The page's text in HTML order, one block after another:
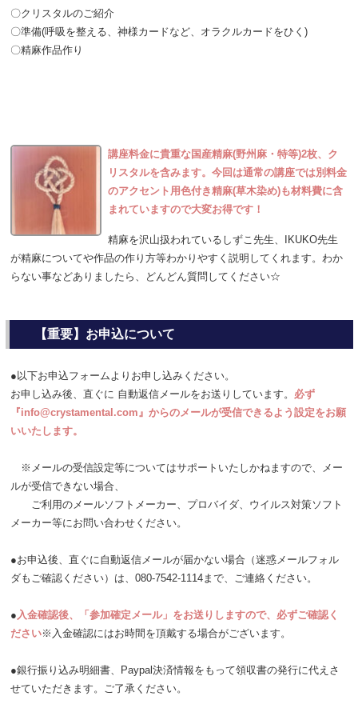
〇クリスタルのご紹介
〇準備(呼吸を整える、神様カードなど、オラクルカードをひく)
〇精麻作品作り
講座料金に貴重な国産精麻(野州麻・特等)2枚、ク
リスタルを含みます。今回は通常の講座では別料金
のアクセント用色付き精麻(草木染め)も材料費に含
まれていますので大変お得です！
精麻を沢山扱われているしずこ先生、IKUKO先生
が精麻についてや作品の作り方等わかりやすく説明してくれます。わか
らない事などありましたら、どんどん質問してください☆
【重要】お申込について
●以下お申込フォームよりお申し込みください。
お申し込み後、直ぐに 自動返信メールをお送りしています。 必ず
『info@crystamental.com』からのメールが受信できるよう設定をお願
いいたします。
※メールの受信設定等についてはサポートいたしかねますので、メー
ルが受信できない場合、
ご利用のメールソフトメーカー、プロバイダ、ウイルス対策ソフト
メーカー等にお問い合わせください。
●お申込後、直ぐに自動返信メールが届かない場合（迷惑メールフォル
ダもご確認ください）は、080-7542-1114まで、ご連絡ください。
● 入金確認後、「参加確定メール」をお送りしますので、必ずご確認く
ださい※入金確認にはお時間を頂戴する場合がございます。
●銀行振り込み明細書、Paypal決済情報をもって領収書の発行に代えさ
せていただきます。ご了承ください。